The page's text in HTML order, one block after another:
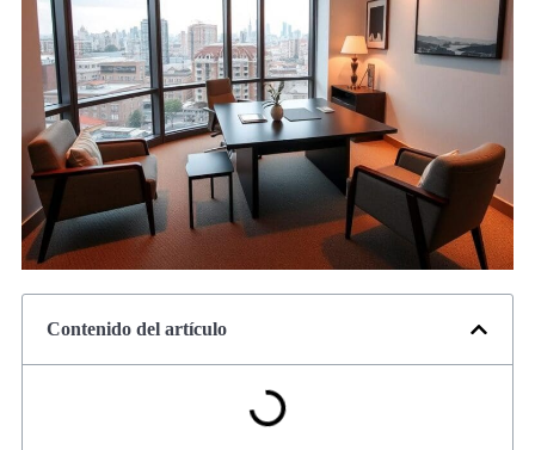
Contenido del artículo